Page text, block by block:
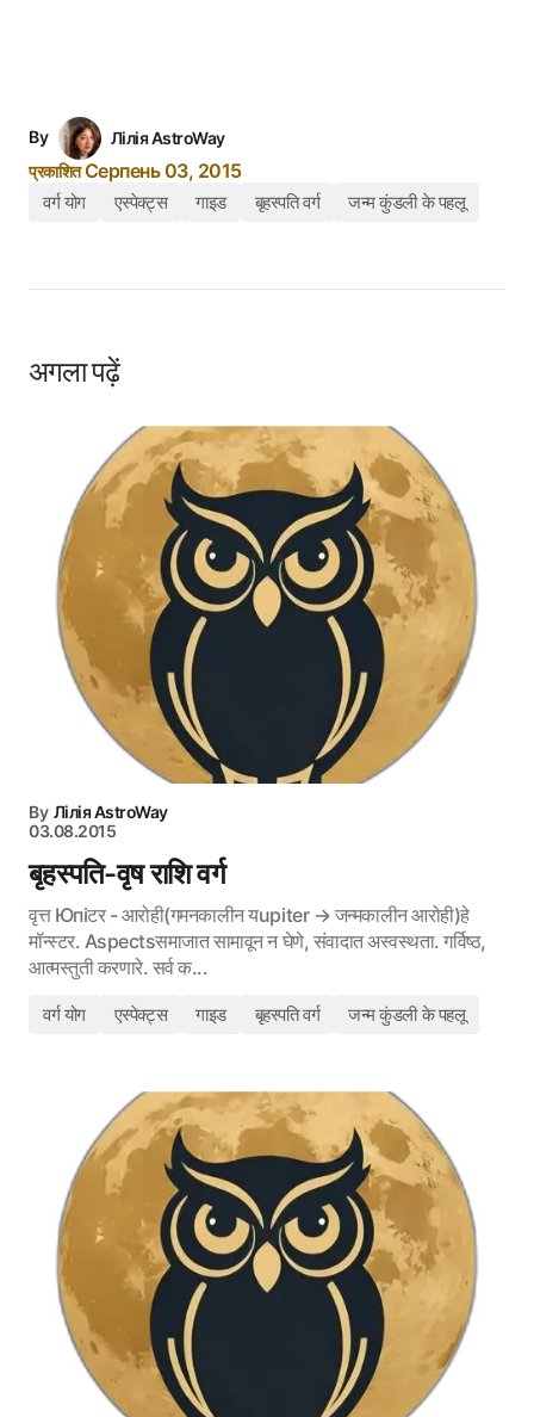
By
Лілія AstroWay
प्रकाशितСерпень 03, 2015
वर्ग योग एस्पेक्ट्स गाइड बृहस्पति वर्ग जन्म कुंडली के पहलू
अगला पढ़ें
By Лілія AstroWay
03.08.2015
बृहस्पति-वृष राशि वर्ग
वृत्त Юпіटर - आरोही(गमनकालीन यupiter → जन्मकालीन आरोही)हे
मॉन्स्टर. Aspectsसमाजात सामावून न घेणे, संवादात अस्वस्थता. गर्विष्ठ,
आत्मस्तुती करणारे. सर्व क...
वर्ग योग एस्पेक्ट्स गाइड बृहस्पति वर्ग जन्म कुंडली के पहलू